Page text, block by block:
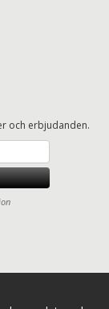
och erbjudanden.
och traktorer